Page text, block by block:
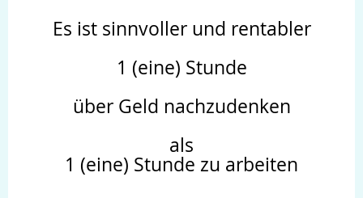
Es ist sinnvoller und rentabler
1 (eine) Stunde
über Geld nachzudenken
als
1 (eine) Stunde zu arbeiten